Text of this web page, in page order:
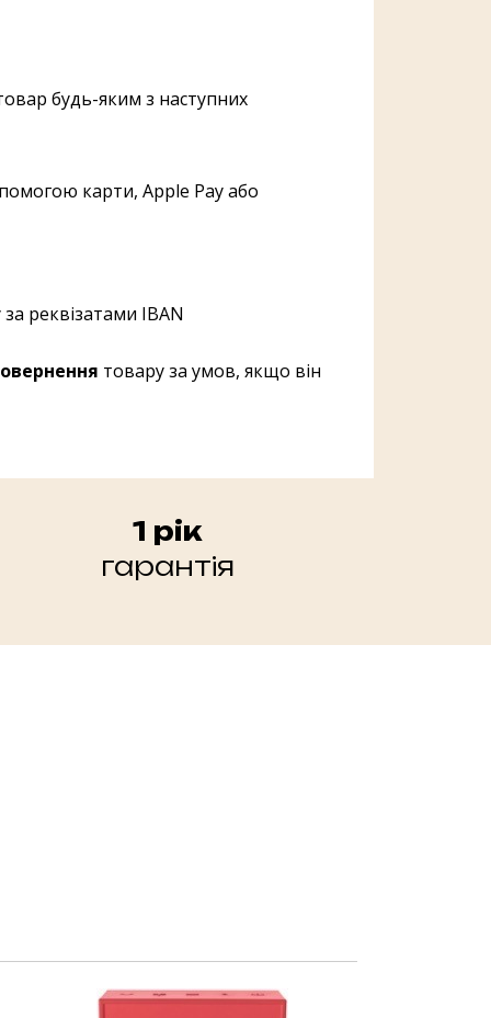
будь-яким з наступних
карти, Apple Pay або
реквізатами IBAN
товару за умов, якщо він
1 рік
гарантія